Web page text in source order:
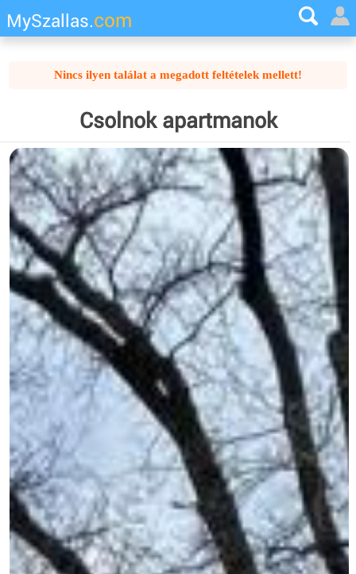
MySzallas.com
Nincs ilyen találat a megadott feltételek mellett!
Csolnok apartmanok